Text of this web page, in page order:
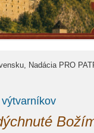
Nadácia PRO